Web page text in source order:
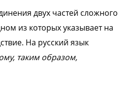
двух частей сложного
из которых указывает на
На русский язык
таким образом,